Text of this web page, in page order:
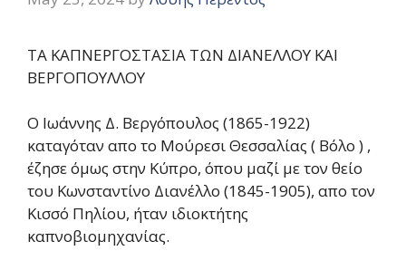
ΤΑ ΚΑΠΝΕΡΓΟΣΤΑΣΙΑ ΤΩΝ ΔΙΑΝΕΛΛΟΥ ΚΑΙ
ΒΕΡΓΟΠΟΥΛΛΟΥ
Ο Ιωάννης Δ. Βεργόπουλος (1865-1922)
καταγόταν απο το Μούρεσι Θεσσαλίας ( Βόλο ) ,
έζησε όμως στην Κύπρο, όπου μαζί με τον θείο
του Κωνσταντίνο Διανέλλο (1845-1905), απο τον
Κισσό Πηλίου, ήταν ιδιοκτήτης
καπνοβιομηχανίας.